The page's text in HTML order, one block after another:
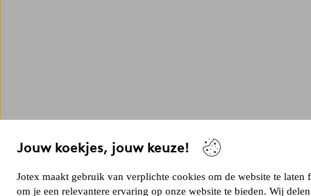
Jouw koekjes, jouw keuze!
Jotex maakt gebruik van verplichte cookies om de website te
om je een relevantere ervaring op onze website te bieden. Wij